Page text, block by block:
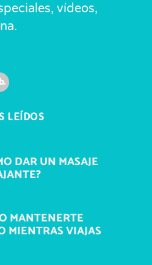
vídeos,
LEÍDOS
DAR UN MASAJE
MANTENERTE
MIENTRAS VIAJAS